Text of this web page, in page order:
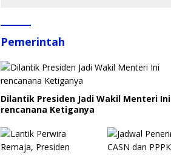
Pemerintah
Dilantik Presiden Jadi Wakil Menteri Ini
rencanana Ketiganya